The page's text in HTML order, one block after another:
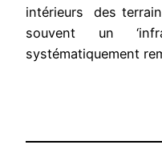
intérieurs des
souvent un
systématiquement